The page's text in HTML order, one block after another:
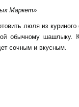
Маркет»
люля из
обычному шашлыку.
сочным и вкусным.